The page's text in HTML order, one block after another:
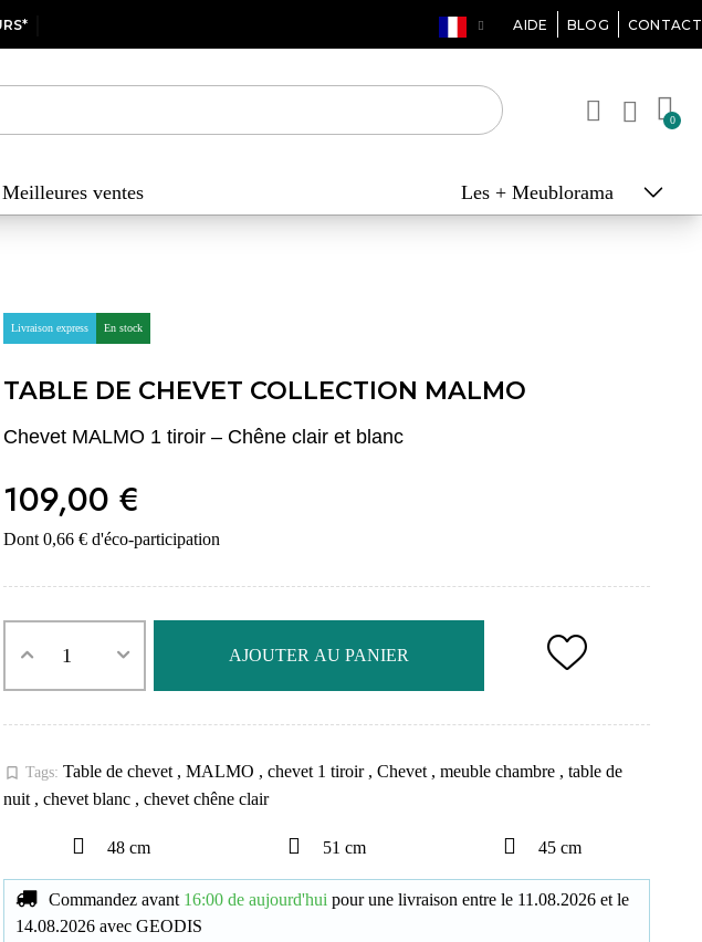
4X OU 10X AIDE BLOG CONTACT
Meilleures ventes Les + Meublorama
Livraison express En stock
TABLE DE CHEVET COLLECTION MALMO
Chevet MALMO 1 tiroir – Chêne clair et blanc
109,00 €
Dont 0,66 € d'éco-participation
AJOUTER AU PANIER
bookmark_border Tags: Table de chevet , MALMO , chevet 1 tiroir , Chevet , meuble chambre , table de
nuit , chevet blanc , chevet chêne clair
48 cm 51 cm 45 cm
Commandez avant 16:00 de aujourd'hui pour une livraison entre le 11.08.2026 et le
14.08.2026 avec GEODIS